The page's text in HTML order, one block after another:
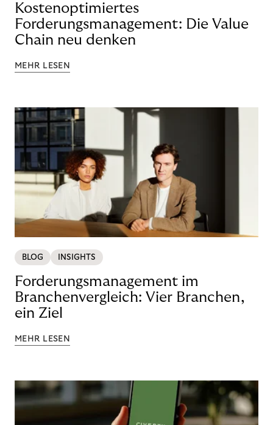
Kostenoptimiertes
Forderungsmanagement: Die Value
Chain neu denken
MEHR LESEN
BLOG INSIGHTS
Forderungsmanagement im
Branchenvergleich: Vier Branchen,
ein Ziel
MEHR LESEN